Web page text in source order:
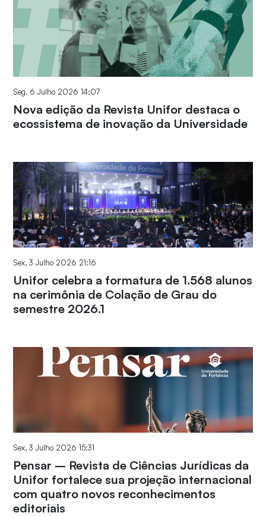
Seg, 6 Julho 2026 14:07
Nova edição da Revista Unifor destaca o
ecossistema de inovação da Universidade
Sex, 3 Julho 2026 21:16
Unifor celebra a formatura de 1.568 alunos
na cerimônia de Colação de Grau do
semestre 2026.1
Sex, 3 Julho 2026 15:31
Pensar – Revista de Ciências Jurídicas da
Unifor fortalece sua projeção internacional
com quatro novos reconhecimentos
editoriais